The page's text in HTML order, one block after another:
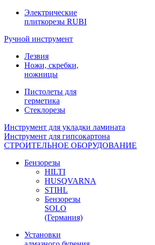
Электрические
плиткорезы RUBI
Ручной инструмент
Лезвия
Ножи, скребки,
ножницы
Пистолеты для
герметика
Стеклорезы
Инструмент для укладки ламината
Инструмент для гипсокартона
СТРОИТЕЛЬНОЕ ОБОРУДОВАНИЕ
Бензорезы
HILTI
HUSQVARNA
STIHL
Бензорезы
SOLO
(Германия)
Установки